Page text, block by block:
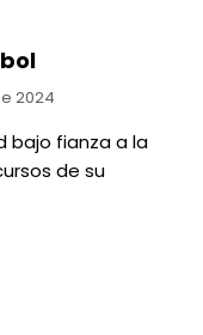
2024
bajo fianza a la
de su